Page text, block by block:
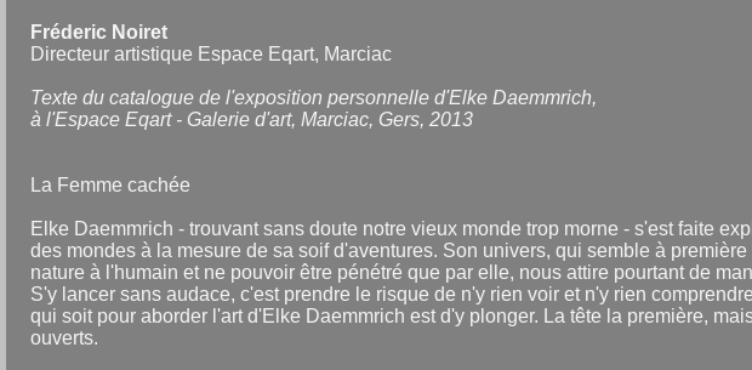
Fréderic Noiret
Directeur artistique Espace Eqart, Marciac
Texte du catalogue de l'exposition personnelle d'Elke Daemmrich,
à l'Espace Eqart - Galerie d'art, Marciac, Gers, 2013
La Femme cachée
Elke Daemmrich - trouvant sans doute notre vieux monde trop morne - s'est faite
des mondes à la mesure de sa soif d'aventures. Son univers, qui semble à
nature à l'humain et ne pouvoir être pénétré que par elle, nous attire pourtant de
S'y lancer sans audace, c'est prendre le risque de n'y rien voir et n'y rien
qui soit pour aborder l'art d'Elke Daemmrich est d'y plonger. La tête la première,
ouverts.